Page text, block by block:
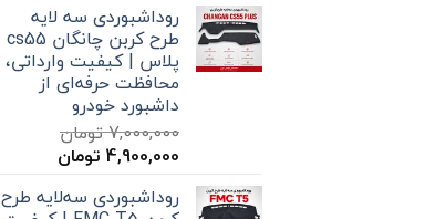
2,000,000 تومان
بود. است.
روداشبوردی سه‌ لایه
طرح کربن چانگان cs55
پلاس | کیفیت وارداتی،
محافظت حرفه‌ای از
داشبورد خودرو
7,000,000تومان
قیمت
7,000,000 تومان
4,900,000 تومان
روداشبوردی سه‌لایه طرح